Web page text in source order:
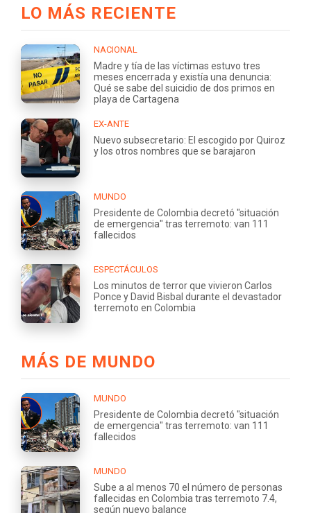
LO MÁS RECIENTE
NACIONAL
Madre y tía de las víctimas estuvo tres
meses encerrada y existía una denuncia:
Qué se sabe del suicidio de dos primos en
playa de Cartagena
EX-ANTE
Nuevo subsecretario: El escogido por Quiroz
y los otros nombres que se barajaron
MUNDO
Presidente de Colombia decretó "situación
de emergencia" tras terremoto: van 111
fallecidos
ESPECTÁCULOS
Los minutos de terror que vivieron Carlos
Ponce y David Bisbal durante el devastador
terremoto en Colombia
MÁS DE MUNDO
MUNDO
Presidente de Colombia decretó "situación
de emergencia" tras terremoto: van 111
fallecidos
MUNDO
Sube a al menos 70 el número de personas
fallecidas en Colombia tras terremoto 7.4,
según nuevo balance